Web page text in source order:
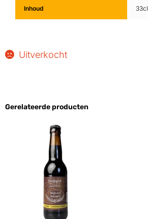
Inhoud 33cl
Uitverkocht
Gerelateerde producten